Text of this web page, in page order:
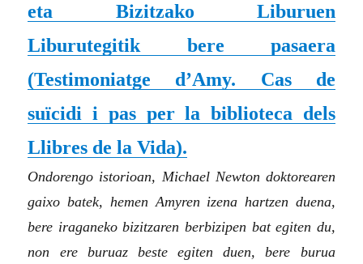
eta Bizitzako Liburuen
Liburutegitik bere pasaera
(Testimoniatge d’Amy. Cas de
suïcidi i pas per la biblioteca dels
Llibres de la Vida).
Ondorengo istorioan, Michael Newton doktorearen
gaixo batek, hemen Amyren izena hartzen duena,
bere iraganeko bizitzaren berbizipen bat egiten du,
non ere buruaz beste egiten duen, bere burua